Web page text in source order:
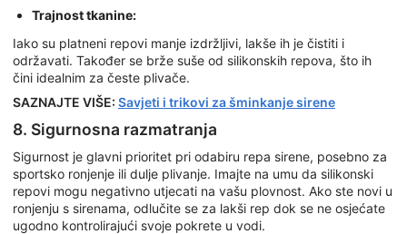
Trajnost tkanine:
Iako su platneni repovi manje izdržljivi, lakše ih je čistiti i
održavati. Također se brže suše od silikonskih repova, što ih
čini idealnim za česte plivače.
SAZNAJTE VIŠE: Savjeti i trikovi za šminkanje sirene
8. Sigurnosna razmatranja
Sigurnost je glavni prioritet pri odabiru repa sirene, posebno za
sportsko ronjenje ili dulje plivanje. Imajte na umu da silikonski
repovi mogu negativno utjecati na vašu plovnost. Ako ste novi u
ronjenju s sirenama, odlučite se za lakši rep dok se ne osjećate
ugodno kontrolirajući svoje pokrete u vodi.